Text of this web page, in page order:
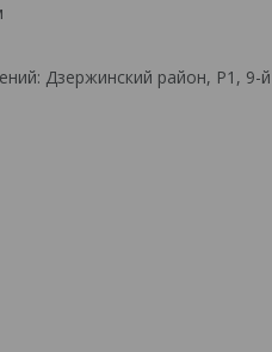
Дзержинский район, Р1, 9-